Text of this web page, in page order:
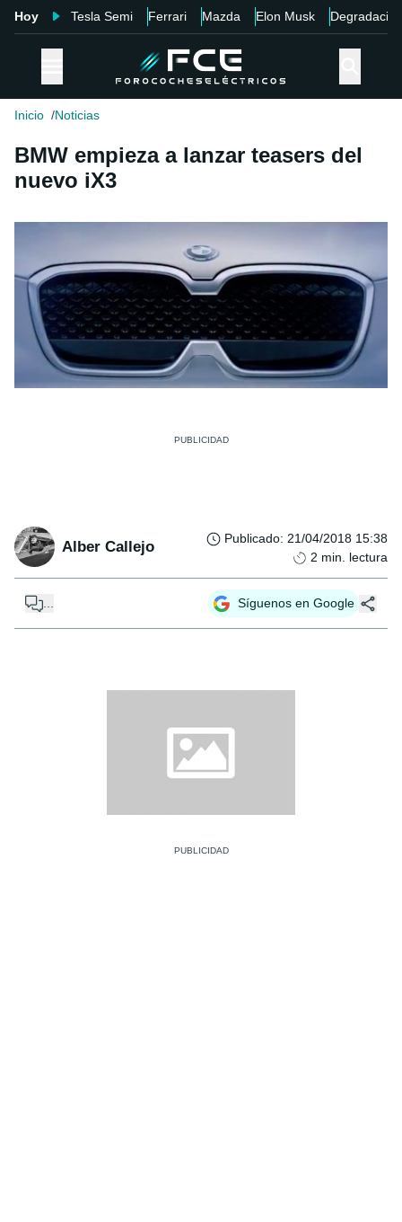
Hoy Tesla Semi Ferrari Mazda Elon Musk Degradación
Inicio Noticias
BMW empieza a lanzar teasers del
nuevo iX3
Alber Callejo Publicado: 21/04/2018 15:38
2 min. lectura
... Síguenos en Google